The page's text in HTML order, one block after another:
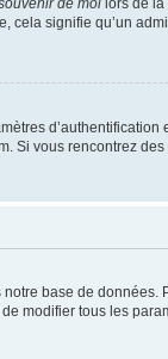
de moi lors de
cela signifie qu’un
Si vous rencontrez
base de données.
modifier tous les